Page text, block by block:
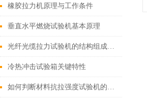
橡胶拉力机原理与工作条件
垂直水平燃烧试验机基本原理
光纤光缆拉力试验机的结构组成是怎样的？
冷热冲击试验箱关键特性
如何判断材料抗拉强度试验机的测试数据是否准确？